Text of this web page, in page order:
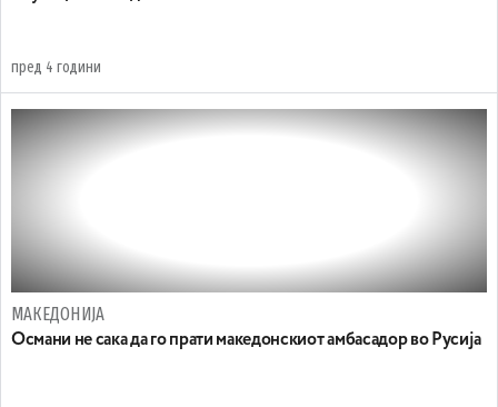
пред 4 години
МАКЕДОНИЈА
Османи не сака да го прати македонскиот амбасадор во Русија